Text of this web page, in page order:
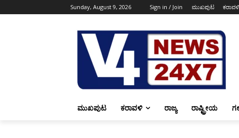
Sunday, August 9, 2026 Sign in / Join ಮುಖಪುಟ ಕರಾವಳಿ
ಮುಖಪುಟ ಕರಾವಳಿ ರಾಜ್ಯ ರಾಷ್ಟ್ರೀಯ